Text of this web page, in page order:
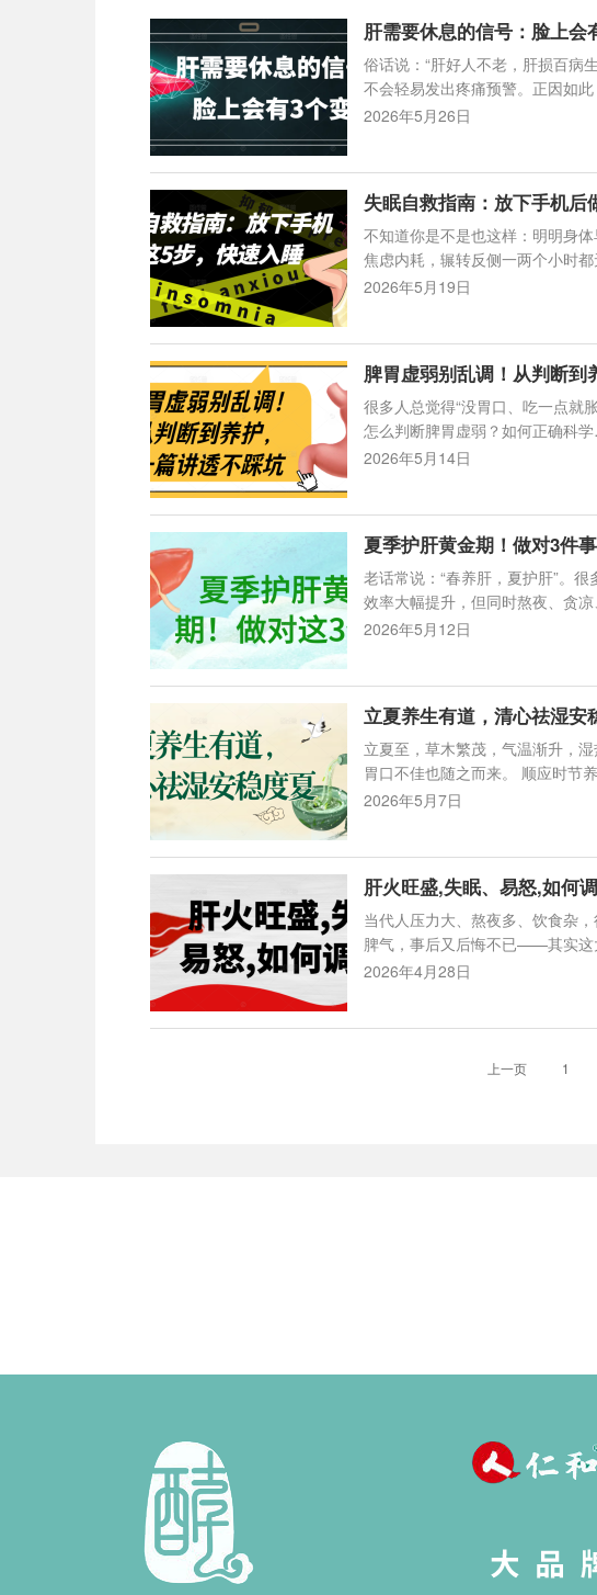
肝需要休息的信号：脸上会
俗话说：“肝好人不老，肝损百病
不会轻易发出疼痛预警。正因如
2026年5月26日
失眠自救指南：放下手机后
不知道你是不是也这样：明明身
焦虑内耗，辗转反侧一两个小时
2026年5月19日
脾胃虚弱别乱调！从判断到
很多人总觉得“没胃口、吃一点就
怎么判断脾胃虚弱？如何正确科
2026年5月14日
夏季护肝黄金期！做对3件
老话常说：“春养肝，夏护肝”。
效率大幅提升，但同时熬夜、贪
2026年5月12日
立夏养生有道，清心祛湿安
立夏至，草木繁茂，气温渐升，
胃口不佳也随之而来。 顺应时节
2026年5月7日
肝火旺盛,失眠、易怒,如何
当代人压力大、熬夜多、饮食杂
脾气，事后又后悔不已——其实
2026年4月28日
上一页 1